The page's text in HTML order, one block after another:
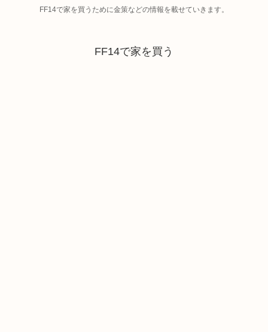
FF14で家を買うために金策などの情報を載せていきます。
FF14で家を買う